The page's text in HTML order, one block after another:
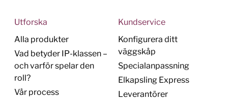
Utforska
Alla produkter
Vad betyder IP-klassen –
och varför spelar den
roll?
Vår process
Kundservice
Konfigurera ditt
väggskåp
Specialanpassning
Elkapsling Express
Leverantörer